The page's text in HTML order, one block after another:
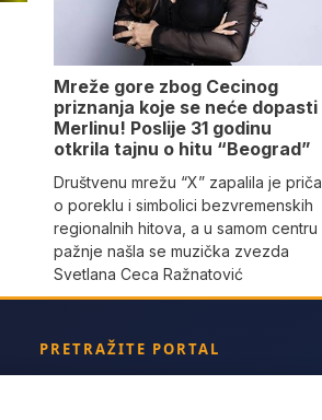
Mreže gore zbog Cecinog
priznanja koje se neće dopasti
Merlinu! Poslije 31 godinu
otkrila tajnu o hitu “Beograd”
Društvenu mrežu “X” zapalila je priča
o poreklu i simbolici bezvremenskih
regionalnih hitova, a u samom centru
pažnje našla se muzička zvezda
Svetlana Ceca Ražnatović
PRETRAŽITE PORTAL